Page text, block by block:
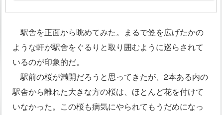
駅舎を正面から眺めてみた。まるで笠を広げたかの
ような軒が駅舎をぐるりと取り囲むように巡らされて
いるのが印象的だ。
駅前の桜が満開だろうと思ってきたが、2本ある内の
駅舎から離れた大きな方の桜は、ほとんど花を付けて
いなかった。この桜も病気にやられてもうだめになっ